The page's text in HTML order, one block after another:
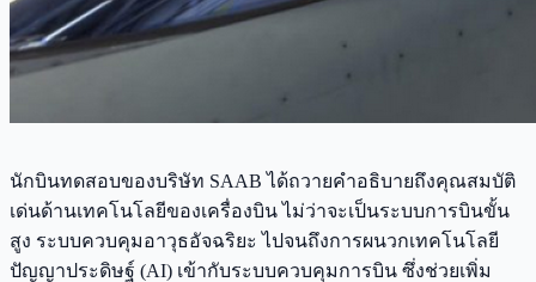
นักบินทดสอบของบริษัท SAAB ได้ถวายคำอธิบายถึงคุณสมบัติ
เด่นด้านเทคโนโลยีของเครื่องบิน ไม่ว่าจะเป็นระบบการบินขั้น
สูง ระบบควบคุมอาวุธอัจฉริยะ ไปจนถึงการผนวกเทคโนโลยี
ปัญญาประดิษฐ์ (AI) เข้ากับระบบควบคุมการบิน ซึ่งช่วยเพิ่ม